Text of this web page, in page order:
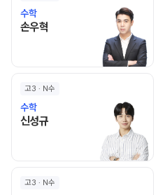
수학
손우혁 손우혁 선생님 홈 바로가기
고3 · N수
수학
신성규신성규 선생님 홈 바로가기
고3 · N수